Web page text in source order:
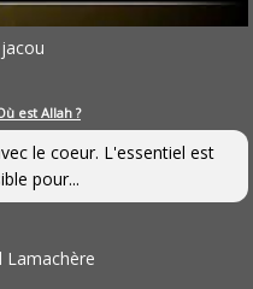
jacou
est Allah ?
le coeur. L'essentiel est
pour...
Lamachère